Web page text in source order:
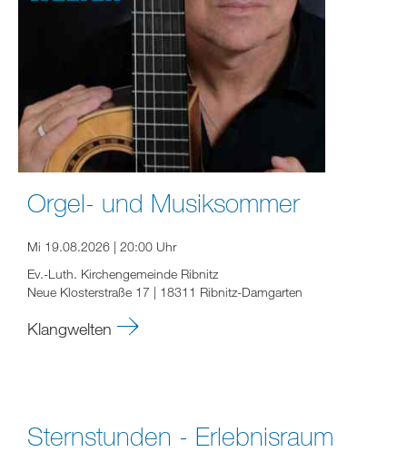
Orgel- und Musiksommer
Mi 19.08.2026 | 20:00 Uhr
Ev.-Luth. Kirchengemeinde Ribnitz
Neue Klosterstraße 17 | 18311 Ribnitz-Damgarten
Klangwelten
Sternstunden - Erlebnisraum